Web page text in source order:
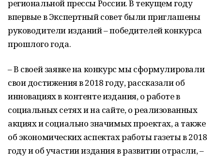
региональной прессы России. В текущем году
впервые в Экспертный совет были приглашены
руководители изданий – победителей конкурса
прошлого года.
– В своей заявке на конкурс мы сформулировали
свои достижения в 2018 году, рассказали об
инновациях в контенте издания, о работе в
социальных сетях и на сайте, о реализованных
акциях и социально значимых проектах, а также
об экономических аспектах работы газеты в 2018
году и об участии издания в развитии отрасли, –